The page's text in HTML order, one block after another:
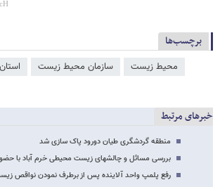
برچسب‌ها
محیط زیست سازمان محیط زیست
خبرهای مرتبط
منطقه گردشگری طیان دورود پاک سازی شد
بررسی مسائل و چالشهای زیست محیطی خرم آباد با
رفع پلمپ واحد آلاینده پس از برطرف نمودن نواقص